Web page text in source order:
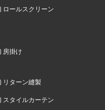
ロールスクリーン
房掛け
リターン縫製
スタイルカーテン